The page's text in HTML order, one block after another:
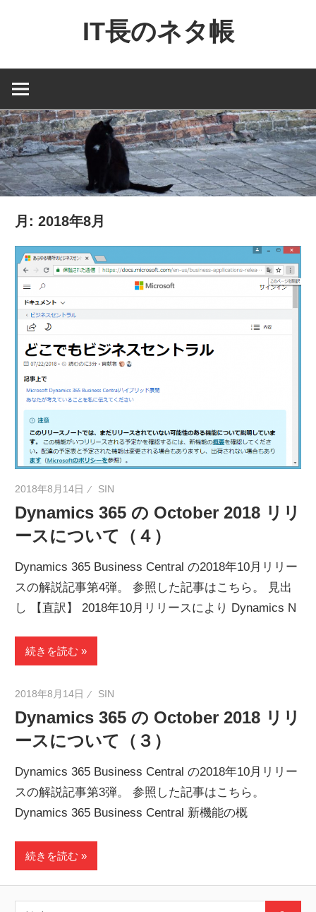
ン
へ
ス
キ
ッ
プ
IT長のネタ帳
NAV
Dynamics365
financial
を
中
に
MS
製
品
の
ネ
タ
を
提
供
月:2018年8月
2018年8月14日 SIN
Dynamics 365 の October 2018 リリ
ースについて（４）
Dynamics 365 Business Central の2018年10月リリー
スの解説記事第4弾。 参照した記事はこちら。 見出
し 【直訳】 2018年10月リリースにより Dynamics N
続きを読む
2018年8月14日 SIN
Dynamics 365 の October 2018 リリ
ースについて（３）
Dynamics 365 Business Central の2018年10月リリー
スの解説記事第3弾。 参照した記事はこちら。
Dynamics 365 Business Central 新機能の概
続きを読む